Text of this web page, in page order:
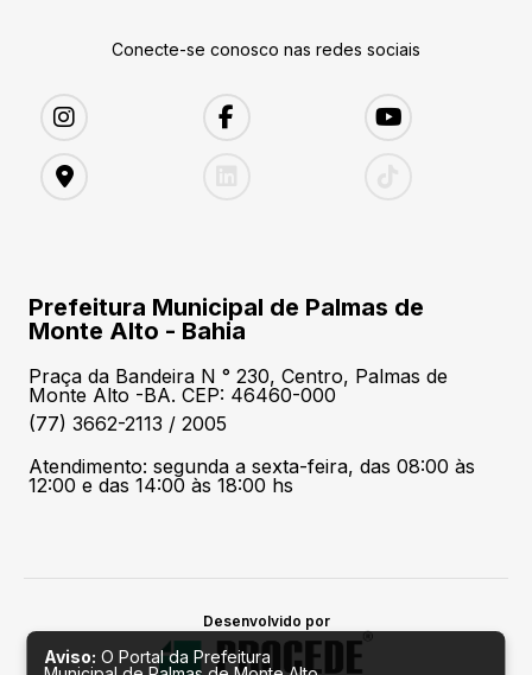
Conecte-se conosco nas redes sociais
Prefeitura Municipal de Palmas de
Monte Alto - Bahia
Praça da Bandeira N ° 230, Centro, Palmas de
Monte Alto -BA. CEP: 46460-000
(77) 3662-2113 / 2005
Atendimento: segunda a sexta-feira, das 08:00 às
12:00 e das 14:00 às 18:00 hs
Desenvolvido por
Aviso: O Portal da Prefeitura